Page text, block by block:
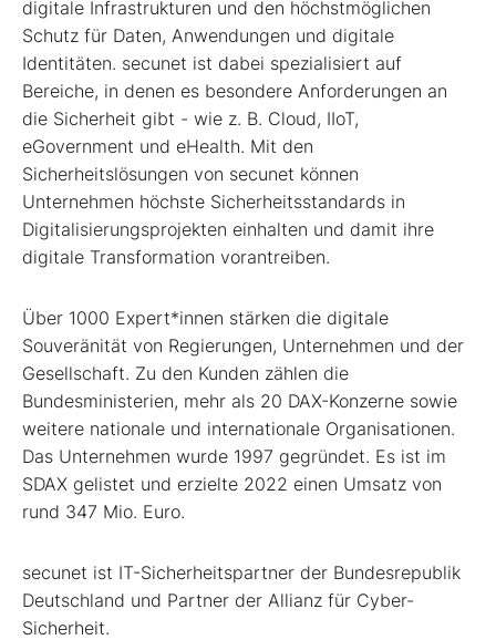
digitale Infrastrukturen und den höchstmöglichen
Schutz für Daten, Anwendungen und digitale
Identitäten. secunet ist dabei spezialisiert auf
Bereiche, in denen es besondere Anforderungen an
die Sicherheit gibt - wie z. B. Cloud, IIoT,
eGovernment und eHealth. Mit den
Sicherheitslösungen von secunet können
Unternehmen höchste Sicherheitsstandards in
Digitalisierungsprojekten einhalten und damit ihre
digitale Transformation vorantreiben.
Über 1000 Expert*innen stärken die digitale
Souveränität von Regierungen, Unternehmen und der
Gesellschaft. Zu den Kunden zählen die
Bundesministerien, mehr als 20 DAX-Konzerne sowie
weitere nationale und internationale Organisationen.
Das Unternehmen wurde 1997 gegründet. Es ist im
SDAX gelistet und erzielte 2022 einen Umsatz von
rund 347 Mio. Euro.
secunet ist IT-Sicherheitspartner der Bundesrepublik
Deutschland und Partner der Allianz für Cyber-
Sicherheit.